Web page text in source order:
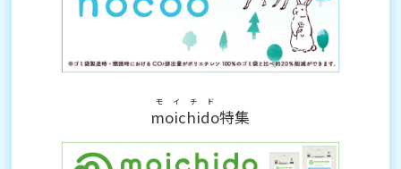
moichido
モイチド
特集